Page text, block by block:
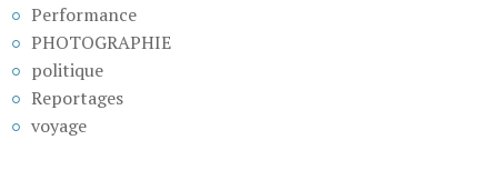
Performance
PHOTOGRAPHIE
politique
Reportages
voyage